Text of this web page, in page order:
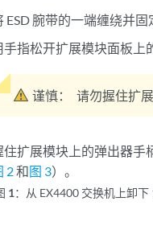
ESD 腕带的一端缠绕并
手指松开扩展模块面板上
谨慎： 请勿握住扩
住扩展模块上的弹出器手
2和图 3）。
1： 从 EX4400 交换机上卸